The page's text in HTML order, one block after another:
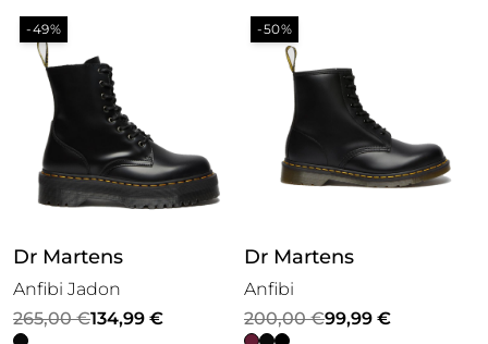
originale
era:
250,00 €.
attuale
è:
124,99 €.
originale
era:
335,00 €.
attuale
è:
168,00 €.
-49%
Dr Martens
Anfibi Jadon
265,00€
Il
134,99 €
Il
-50%
Dr Martens
Anfibi
200,00€
Il
99,99 €
Il